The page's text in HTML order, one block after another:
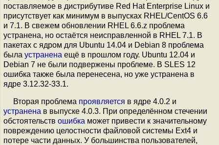
поставляемое в дистрибутиве Red Hat Enterprise Linux и
присутствует как минимум в выпусках RHEL/CentOS 6.6
и 7.1. В свежем обновлении RHEL 6.6.z проблема
устранена, но остаётся неисправленной в RHEL 7.1. В
пакетах с ядром для Ubuntu 14.04 и Debian 8 проблема
была устранена ещё в прошлом году. Ubuntu 12.04 и
Debian 7 не были подвержены проблеме. В SLES 12
ошибка также была перенесена, но уже устранена в
ядре 3.12.32-33.1.
Вторая проблема проявляется в ядре 4.0.2 и
устранена в выпуске 4.0.3. При определённом стечении
обстоятельств ошибка может привести к значительному
повреждению целостности файловой системы Ext4 и
потере части данных. У большинства пользователей,